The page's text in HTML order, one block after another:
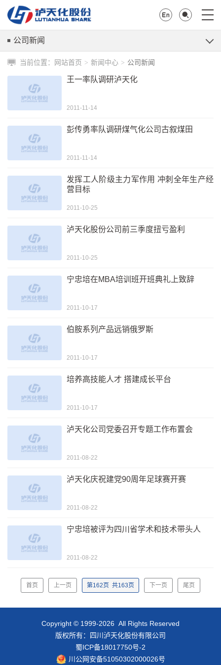
公司新闻
当前位置： 网站首页 > 新闻中心 > 公司新闻
王一率队调研泸天化
2011-11-14
彭传勇率队调研煤气化公司古叙煤田
2011-11-14
发挥工人阶级主力军作用 冲刺全年生产经
营目标
2011-10-25
泸天化股份公司前三季度扭亏盈利
2011-10-25
宁忠培在MBA培训班开班典礼上致辞
2011-10-17
伯胺系列产品远销俄罗斯
2011-10-17
培养高技能人才 搭建成长平台
2011-10-17
泸天化公司党委召开专题工作布置会
2011-08-22
泸天化庆祝建党90周年足球赛开赛
2011-08-22
宁忠培被评为四川省学术和技术带头人
2011-08-22
首页 上一页 第162 页 共163 页 下一页 尾页
Copyright © 1999-2026 All Rights Reserved
版权所有：四川泸天化股份有限公司
蜀ICP备18017750号-2
川公网安备51050302000026号